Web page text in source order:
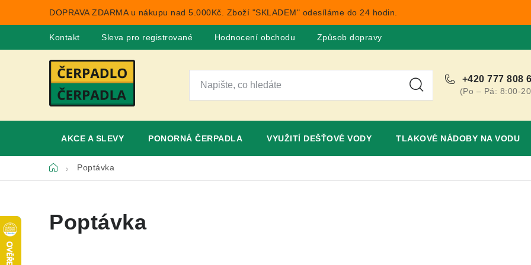
DOPRAVA ZDARMA u nákupu nad 5.000Kč. Zboží "SKLADEM" odesíláme do 24 hodin.
Kontakt Sleva pro registrované Hodnocení obchodu Způsob dopravy
+420 777 808
(Po – Pá: 8:00-
AKCE A SLEVY PONORNÁ ČERPADLA VYUŽITÍ DEŠŤOVÉ VODY TLAKOVÉ NÁDOBY NA VODU
DomůPoptávka
Poptávka